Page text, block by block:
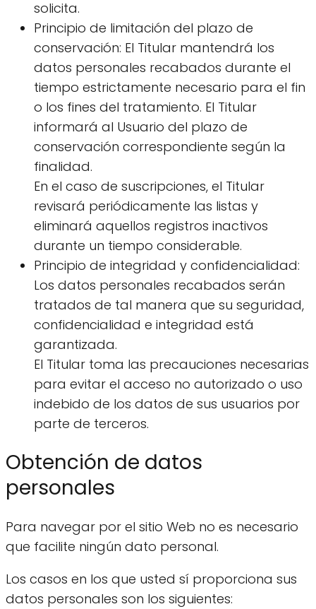
solicita.
Principio de limitación del plazo de
conservación: El Titular mantendrá los
datos personales recabados durante el
tiempo estrictamente necesario para el fin
o los fines del tratamiento. El Titular
informará al Usuario del plazo de
conservación correspondiente según la
finalidad.
En el caso de suscripciones, el Titular
revisará periódicamente las listas y
eliminará aquellos registros inactivos
durante un tiempo considerable.
Principio de integridad y confidencialidad:
Los datos personales recabados serán
tratados de tal manera que su seguridad,
confidencialidad e integridad está
garantizada.
El Titular toma las precauciones necesarias
para evitar el acceso no autorizado o uso
indebido de los datos de sus usuarios por
parte de terceros.
Obtención de datos
personales
Para navegar por el sitio Web no es necesario
que facilite ningún dato personal.
Los casos en los que usted sí proporciona sus
datos personales son los siguientes: